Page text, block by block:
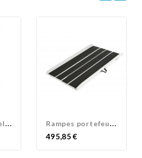
S
onnette d'appel rampe PMR... R
ampes portefeuilles
Prix
495,85 €